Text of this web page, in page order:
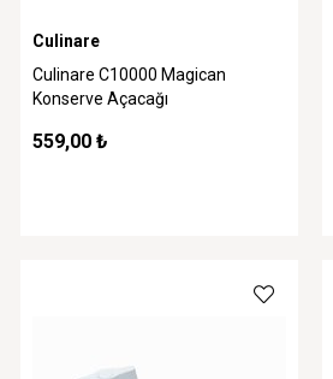
Culinare
Culinare C10000 Magican
Konserve Açacağı
559,00 ₺